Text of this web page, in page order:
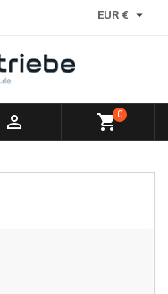
EUR € 
 shopping_cart0